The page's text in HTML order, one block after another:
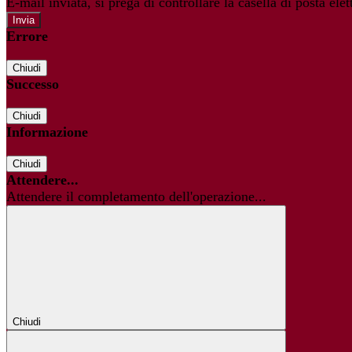
Errore
Chiudi
Successo
Chiudi
Informazione
Chiudi
Attendere...
Attendere il completamento dell'operazione...
Chiudi